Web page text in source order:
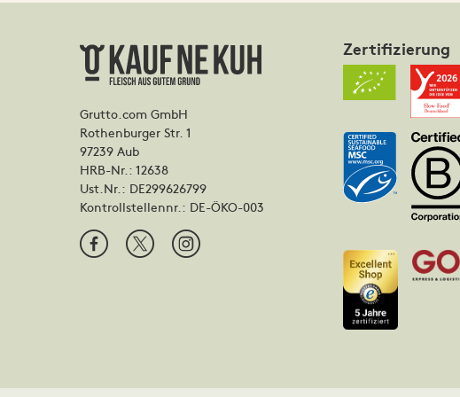
Grutto.com GmbH
Rothenburger Str. 1
97239 Aub
HRB-Nr.: 12638
Ust.Nr.: DE299626799
Kontrollstellennr.: DE-ÖKO-003
Zertifizierung